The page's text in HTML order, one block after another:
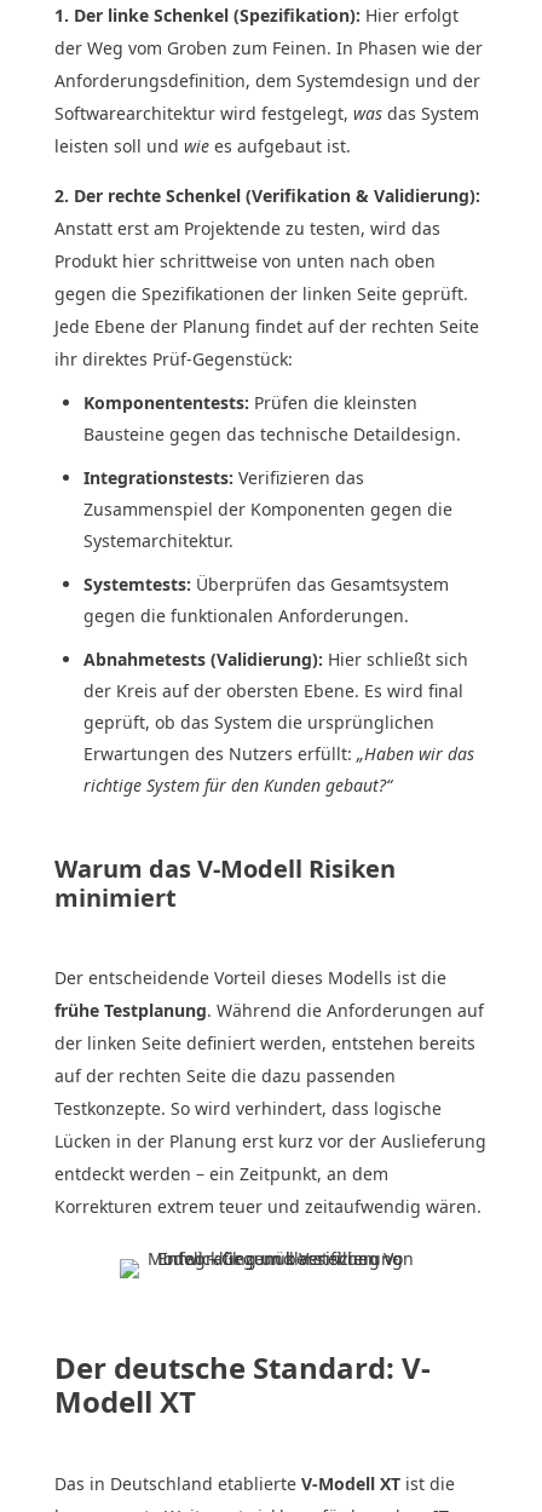
1. Der linke Schenkel (Spezifikation): Hier erfolgt
der Weg vom Groben zum Feinen. In Phasen wie der
Anforderungsdefinition, dem Systemdesign und der
Softwarearchitektur wird festgelegt, wasdas System
leisten soll und wiees aufgebaut ist.
2. Der rechte Schenkel (Verifikation & Validierung):
Anstatt erst am Projektende zu testen, wird das
Produkt hier schrittweise von unten nach oben
gegen die Spezifikationen der linken Seite geprüft.
Jede Ebene der Planung findet auf der rechten Seite
ihr direktes Prüf-Gegenstück:
Komponententests: Prüfen die kleinsten
Bausteine gegen das technische Detaildesign.
Integrationstests: Verifizieren das
Zusammenspiel der Komponenten gegen die
Systemarchitektur.
Systemtests: Überprüfen das Gesamtsystem
gegen die funktionalen Anforderungen.
Abnahmetests (Validierung): Hier schließt sich
der Kreis auf der obersten Ebene. Es wird final
geprüft, ob das System die ursprünglichen
Erwartungen des Nutzers erfüllt: „Haben wir das
richtige System für den Kunden gebaut?“
Warum das V-Modell Risiken
minimiert
Der entscheidende Vorteil dieses Modells ist die
frühe Testplanung. Während die Anforderungen auf
der linken Seite definiert werden, entstehen bereits
auf der rechten Seite die dazu passenden
Testkonzepte. So wird verhindert, dass logische
Lücken in der Planung erst kurz vor der Auslieferung
entdeckt werden – ein Zeitpunkt, an dem
Korrekturen extrem teuer und zeitaufwendig wären.
Der deutsche Standard: V-
Modell XT
Das in Deutschland etablierte V-Modell XTist die